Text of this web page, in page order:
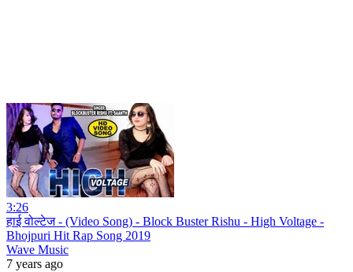
3:26
हाई वोल्टेज - (Video Song) - Block Buster Rishu - High Voltage -
Bhojpuri Hit Rap Song 2019
Wave Music
7 years ago